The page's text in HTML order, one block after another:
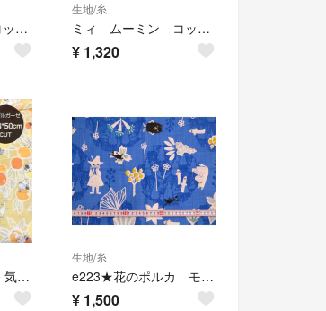
ミィ ムーミン コッカ 紺地 50cm
生地/糸
ミィ ムーミン コッカ 紺地 50cm
¥ 1,320
ムーミン× 河東梨香 気ままな午後 ダブルガーゼ #イエロー 幅108*50㎝
生地/糸
e223★花のポルカ モーリークロス生地★
¥ 1,500